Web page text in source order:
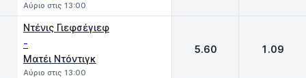
Αύριο στις 13:00
Ντένις Γιεφσέγιεφ
-
Ματέι Ντόντιγκ
Αύριο στις 13:00
5.60 1.09